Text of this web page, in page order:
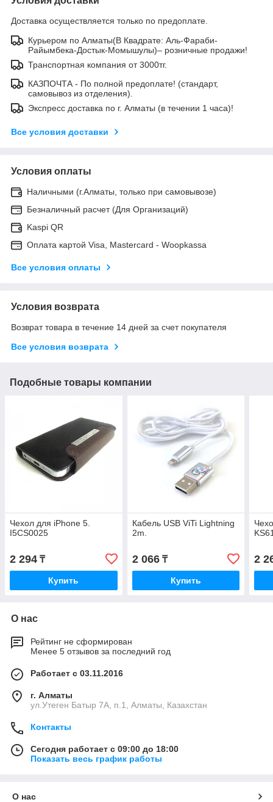
Доставка осуществляется только по предоплате.
Курьером по Алматы(В Квадрате: Аль-Фараби-
Райымбека-Достык-Момышулы)– розничные продажи!
Транспортная компания от 3000тг.
КАЗПОЧТА - По полной предоплате! (стандарт,
самовывоз из отделения).
Экспресс доставка по г. Алматы (в течении 1 часа)!
Все условия доставки
Условия оплаты
Наличными (г.Алматы, только при самовывозе)
Безналичный расчет (Для Организаций)
Kaspi QR
Оплата картой Visa, Mastercard - Woopkassa
Все условия оплаты
Условия возврата
Возврат товара в течение 14 дней за счет покупателя
Все условия возврата
Подобные товары компании
Чехол для iPhone 5.
I5CS0025
2 294 ₸
Купить
Кабель USB ViTi Lightning
2m.
2 066₸
Купить
2
О нас
Рейтинг не сформирован
Менее 5 отзывов за последний год
Работает с 03.11.2016
г. Алматы
ул.Утеген Батыр 7А, п.1, Алматы, Казахстан
Контакты
Сегодня работает с 09:00 до 18:00
Показать весь график работы
О нас